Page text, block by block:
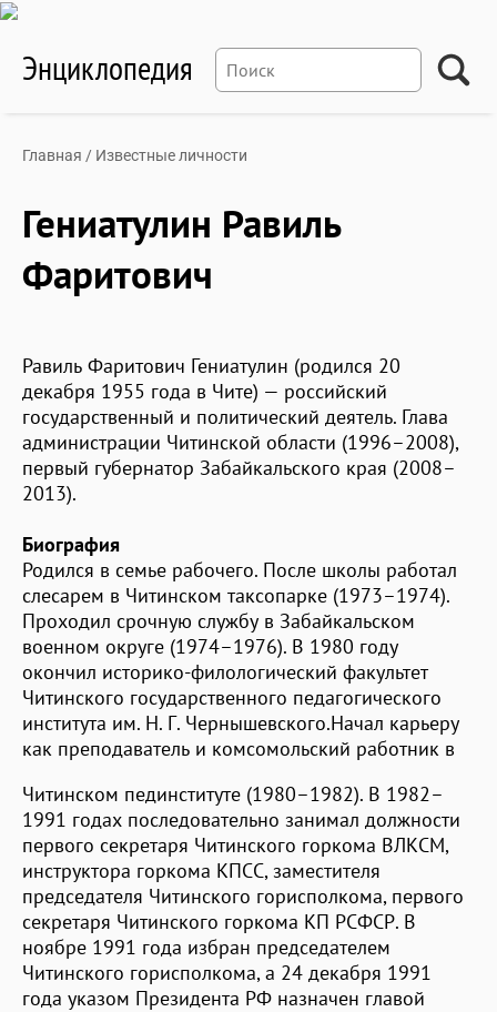
Энциклопедия
Главная / Известные личности
Гениатулин Равиль
Фаритович
Равиль Фаритович Гениатулин (родился 20
декабря 1955 года в Чите) — российский
государственный и политический деятель. Глава
администрации Читинской области (1996–2008),
первый губернатор Забайкальского края (2008–
2013).
Биография
Родился в семье рабочего. После школы работал
слесарем в Читинском таксопарке (1973–1974).
Проходил срочную службу в Забайкальском
военном округе (1974–1976). В 1980 году
окончил историко-филологический факультет
Читинского государственного педагогического
института им. Н. Г. Чернышевского.Начал карьеру
как преподаватель и комсомольский работник в
Читинском пединституте (1980–1982). В 1982–
1991 годах последовательно занимал должности
первого секретаря Читинского горкома ВЛКСМ,
инструктора горкома КПСС, заместителя
председателя Читинского горисполкома, первого
секретаря Читинского горкома КП РСФСР. В
ноябре 1991 года избран председателем
Читинского горисполкома, а 24 декабря 1991
года указом Президента РФ назначен главой